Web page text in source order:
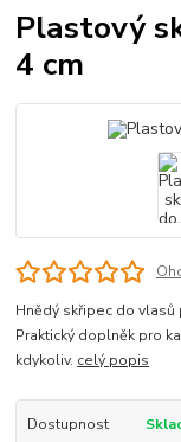
Plastový
4 cm
Hnědý skřipec do
Praktický doplněk pro
kdykoliv. celý popis
Dostupnost